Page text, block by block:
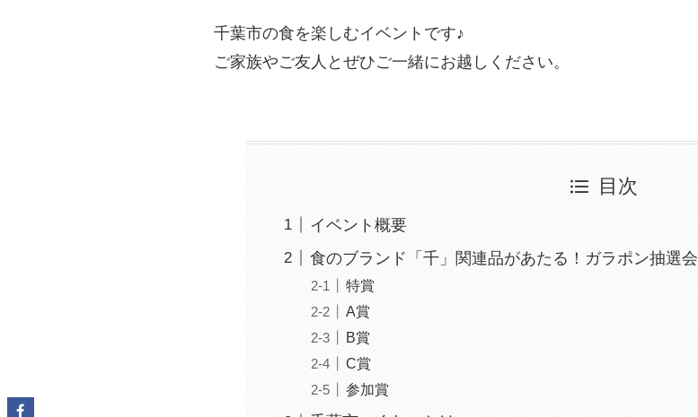
千葉市の食を楽しむイベントです♪
ご家族やご友人とぜひご一緒にお越しください。
目次
イベント概要
食のブランド「千」関連品があたる！ガラポン抽選会
特賞
A賞
B賞
C賞
参加賞